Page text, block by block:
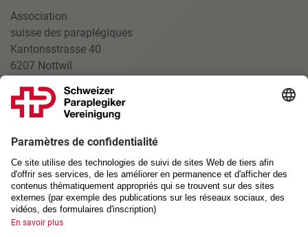
Association
suisse des paraplégiques
Kantonsstrasse 40
6207 Nottwil
+41 41 939 54 00
spv@spv.ch
LIENS UTILES
Jobs
Impressum